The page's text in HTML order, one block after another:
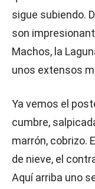
sigue subiendo.
son
Machos, la
unos extensos
Ya vemos el
cumbre,
marrón, cobrizo.
de nieve, el
Aquí arriba uno